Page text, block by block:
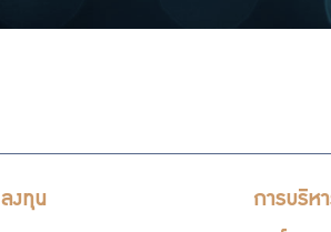
ลงทุน การบริห